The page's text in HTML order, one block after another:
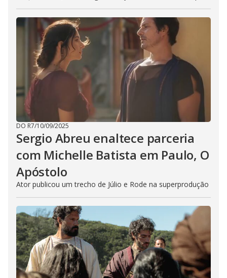
DO R7/10/09/2025
Sergio Abreu enaltece parceria
com Michelle Batista em Paulo, O
Apóstolo
Ator publicou um trecho de Júlio e Rode na superprodução